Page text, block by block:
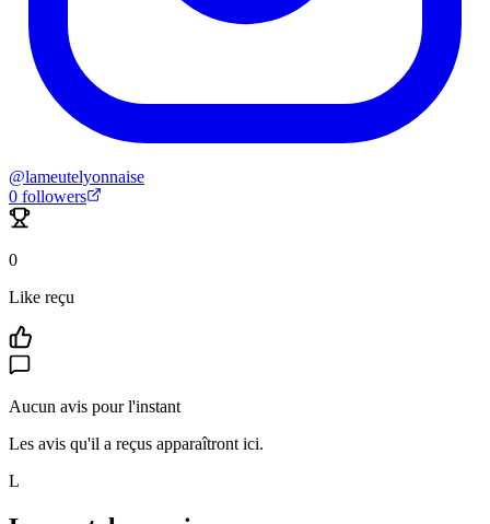
@lameutelyonnaise
0 followers
0
Like reçu
Aucun avis pour l'instant
Les avis qu'il a reçus apparaîtront ici.
L